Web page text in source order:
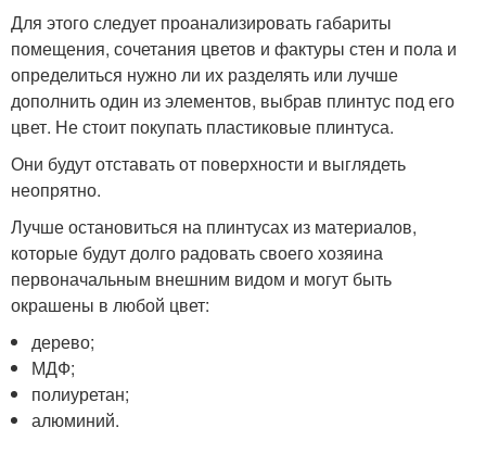
Для этого следует проанализировать габариты
помещения, сочетания цветов и фактуры стен и пола и
определиться нужно ли их разделять или лучше
дополнить один из элементов, выбрав плинтус под его
цвет. Не стоит покупать пластиковые плинтуса.
Они будут отставать от поверхности и выглядеть
неопрятно.
Лучше остановиться на плинтусах из материалов,
которые будут долго радовать своего хозяина
первоначальным внешним видом и могут быть
окрашены в любой цвет:
дерево;
МДФ;
полиуретан;
алюминий.